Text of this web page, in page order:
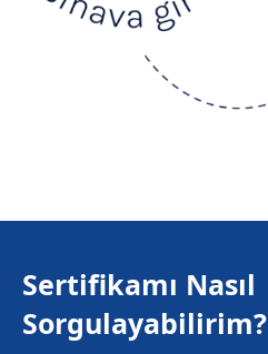
Sertifikamı Nasıl
Sorgulayabilirim?